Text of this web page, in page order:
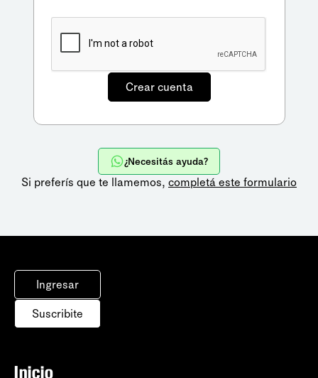
¿Necesitás ayuda?
Si preferís que te llamemos, completá este formulario
Ingresar
Suscribite
Inicio